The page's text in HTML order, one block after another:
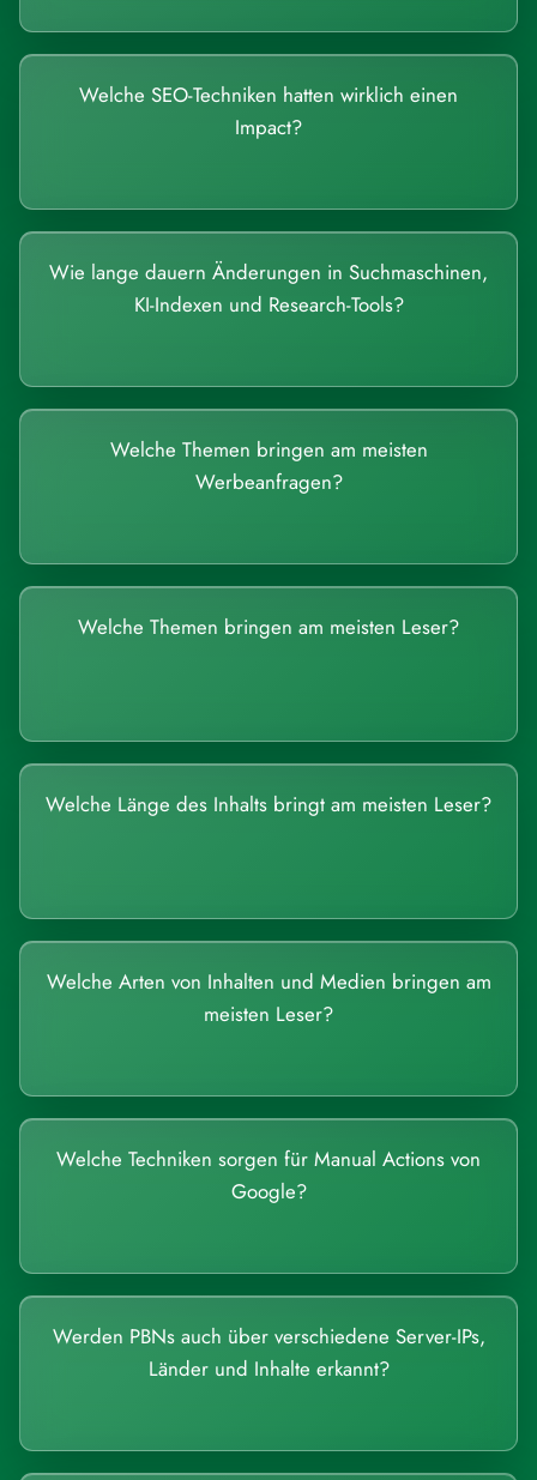
Welche SEO-Techniken hatten wirklich einen
Impact?
Wie lange dauern Änderungen in Suchmaschinen,
KI-Indexen und Research-Tools?
Welche Themen bringen am meisten
Werbeanfragen?
Welche Themen bringen am meisten Leser?
Welche Länge des Inhalts bringt am meisten Leser?
Welche Arten von Inhalten und Medien bringen am
meisten Leser?
Welche Techniken sorgen für Manual Actions von
Google?
Werden PBNs auch über verschiedene Server-IPs,
Länder und Inhalte erkannt?